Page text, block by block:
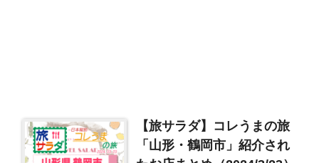
【旅サラダ】コレうまの旅
「山形・鶴岡市」紹介され